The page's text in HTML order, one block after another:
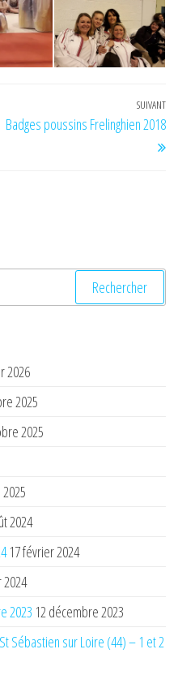
SUIVANT
Badges poussins Frelinghien 2018
2026
2025
2025
2024
17 février 2024
2024
2023 12 décembre 2023
Sébastien sur Loire (44) – 1 et 2